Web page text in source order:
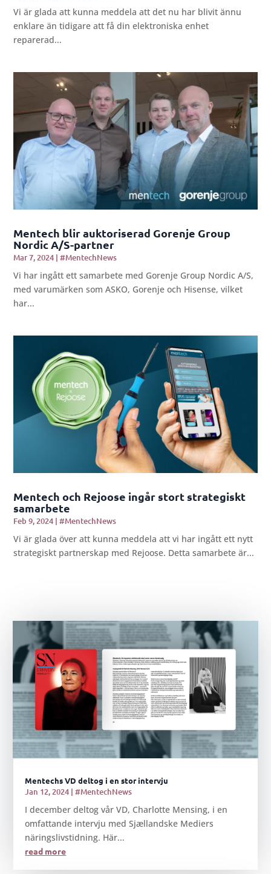
Vi är glada att kunna meddela att det nu har blivit ännu
enklare än tidigare att få din elektroniska enhet
reparerad...
Mentech blir auktoriserad Gorenje Group
Nordic A/S-partner
Mar 7, 2024 |#MentechNews
Vi har ingått ett samarbete med Gorenje Group Nordic A/S,
med varumärken som ASKO, Gorenje och Hisense, vilket
har...
Mentech och Rejoose ingår stort strategiskt
samarbete
Feb 9, 2024 |#MentechNews
Vi är glada över att kunna meddela att vi har ingått ett nytt
strategiskt partnerskap med Rejoose. Detta samarbete är...
Mentechs VD deltog i en stor intervju
Jan 12, 2024 |#MentechNews
I december deltog vår VD, Charlotte Mensing, i en
omfattande intervju med Sjællandske Mediers
näringslivstidning. Här...
read more